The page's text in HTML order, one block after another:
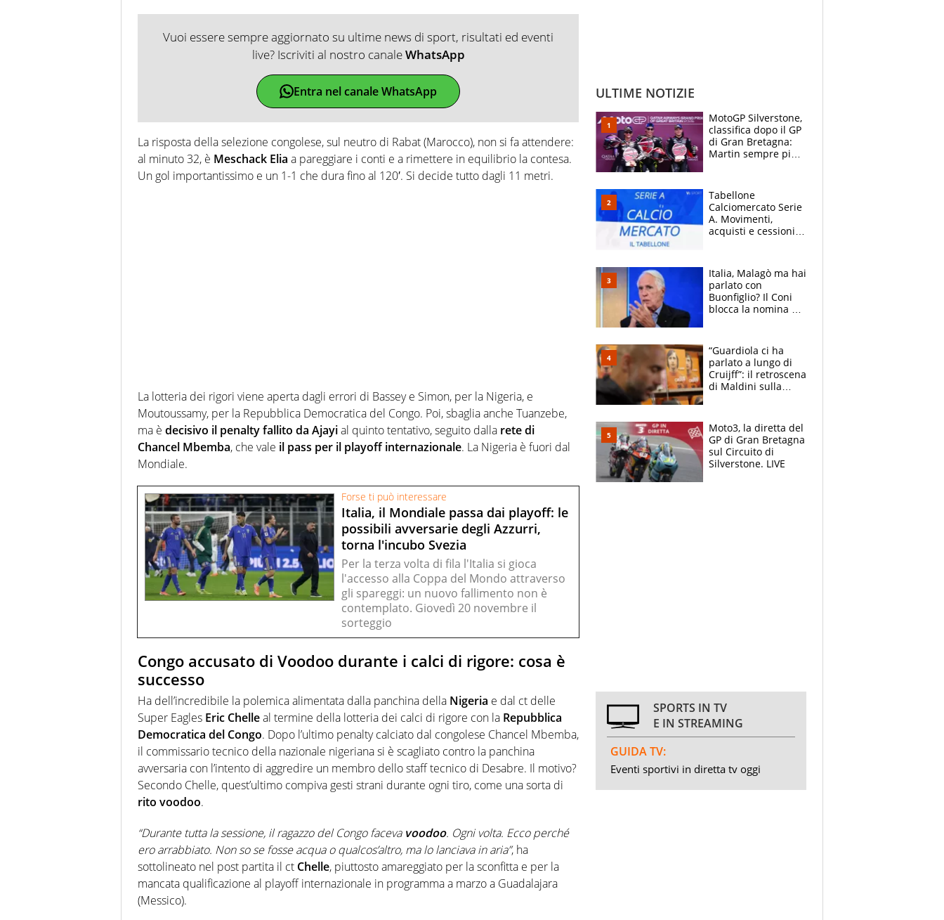
Vuoi essere sempre aggiornato su ultime news di sport, risultati ed eventi
live? Iscriviti al nostro canaleWhatsApp
Entra nel canale WhatsApp
La risposta della selezione congolese, sul neutro di Rabat (Marocco), non si fa attendere:
al minuto 32, è Meschack Elia a pareggiare i conti e a rimettere in equilibrio la contesa.
Un gol importantissimo e un 1-1 che dura fino al 120′. Si decide tutto dagli 11 metri.
La lotteria dei rigori viene aperta dagli errori di Bassey e Simon, per la Nigeria, e
Moutoussamy, per la Repubblica Democratica del Congo. Poi, sbaglia anche Tuanzebe,
ma è decisivo il penalty fallito da Ajayial quinto tentativo, seguito dalla rete di
Chancel Mbemba, che vale il pass per il playoff internazionale. La Nigeria è fuori dal
Mondiale.
Forse ti può interessare
Italia, il Mondiale passa dai playoff: le
possibili avversarie degli Azzurri,
torna l'incubo Svezia
Per la terza volta di fila l'Italia si gioca
l'accesso alla Coppa del Mondo attraverso
gli spareggi: un nuovo fallimento non è
contemplato. Giovedì 20 novembre il
sorteggio
Congo accusato di Voodoo durante i calci di rigore: cosa è
successo
Ha dell’incredibile la polemica alimentata dalla panchina della Nigeria e dal ct delle
Super Eagles Eric Chelleal termine della lotteria dei calci di rigore con la Repubblica
Democratica del Congo. Dopo l’ultimo penalty calciato dal congolese Chancel Mbemba,
il commissario tecnico della nazionale nigeriana si è scagliato contro la panchina
avversaria con l’intento di aggredire un membro dello staff tecnico di Desabre. Il motivo?
Secondo Chelle, quest’ultimo compiva gesti strani durante ogni tiro, come una sorta di
rito voodoo.
“Durante tutta la sessione, il ragazzo del Congo faceva voodoo. Ogni volta. Ecco perché
ero arrabbiato. Non so se fosse acqua o qualcos’altro, ma lo lanciava in aria”, ha
sottolineato nel post partita il ct Chelle, piuttosto amareggiato per la sconfitta e per la
mancata qualificazione al playoff internazionale in programma a marzo a Guadalajara
(Messico).
ULTIME NOTIZIE
MotoGP Silverstone,
classifica dopo il GP
di Gran Bretagna:
Martin sempre più
Tabellone
Calciomercato Serie
A. Movimenti,
acquisti e cessioni:
Italia, Malagò ma hai
parlato con
Buonfiglio? Il Coni
blocca la nomina di
“Guardiola ci ha
parlato a lungo di
Cruijff”: il retroscena
di Maldini sulla
Moto3, la diretta del
GP di Gran Bretagna
sul Circuito di
Silverstone. LIVE
SPORTS IN TV
E IN STREAMING
GUIDA TV:
Eventi sportivi in diretta tv oggi